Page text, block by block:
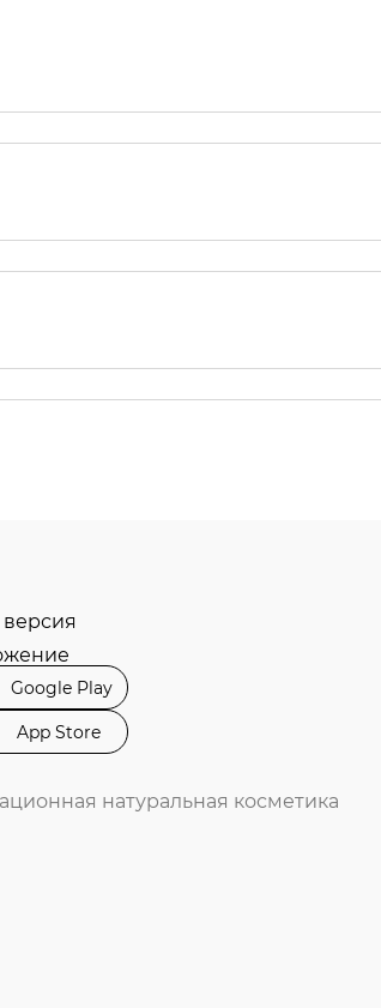
Google Play
App Store
натуральная косметика